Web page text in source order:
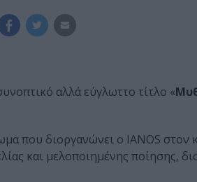
αλλά εύγλωττο τίτλο «
που διοργανώνει ο IANOS στον
και μελοποιημένης ποίησης,